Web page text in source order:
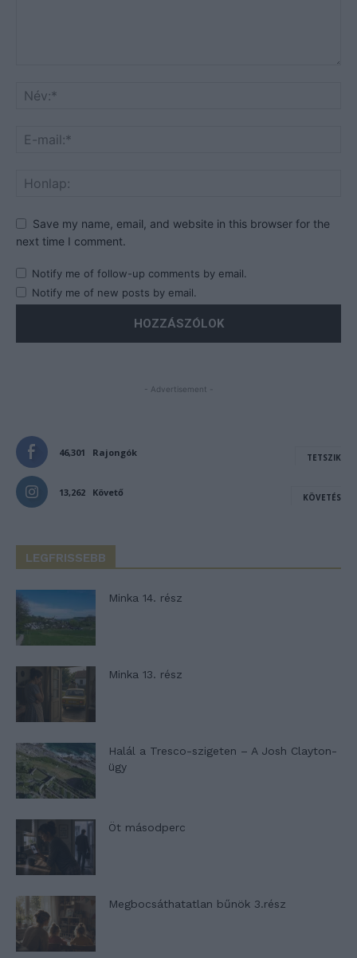
Save my name, email, and website in this browser for the
next time I comment.
Notify me of follow-up comments by email.
Notify me of new posts by email.
- Advertisement -
46,301 Rajongók TETSZIK
13,262 Követő KÖVETÉS
LEGFRISSEBB
Minka 14. rész
Minka 13. rész
Halál a Tresco-szigeten – A Josh Clayton-
ügy
Öt másodperc
Megbocsáthatatlan bűnök 3.rész